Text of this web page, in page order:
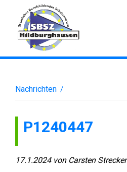
Nachrichten /
P1240447
17.1.2024 von Carsten Strecker